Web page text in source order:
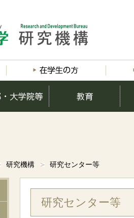
研究機構 研究センター等
研究センター等